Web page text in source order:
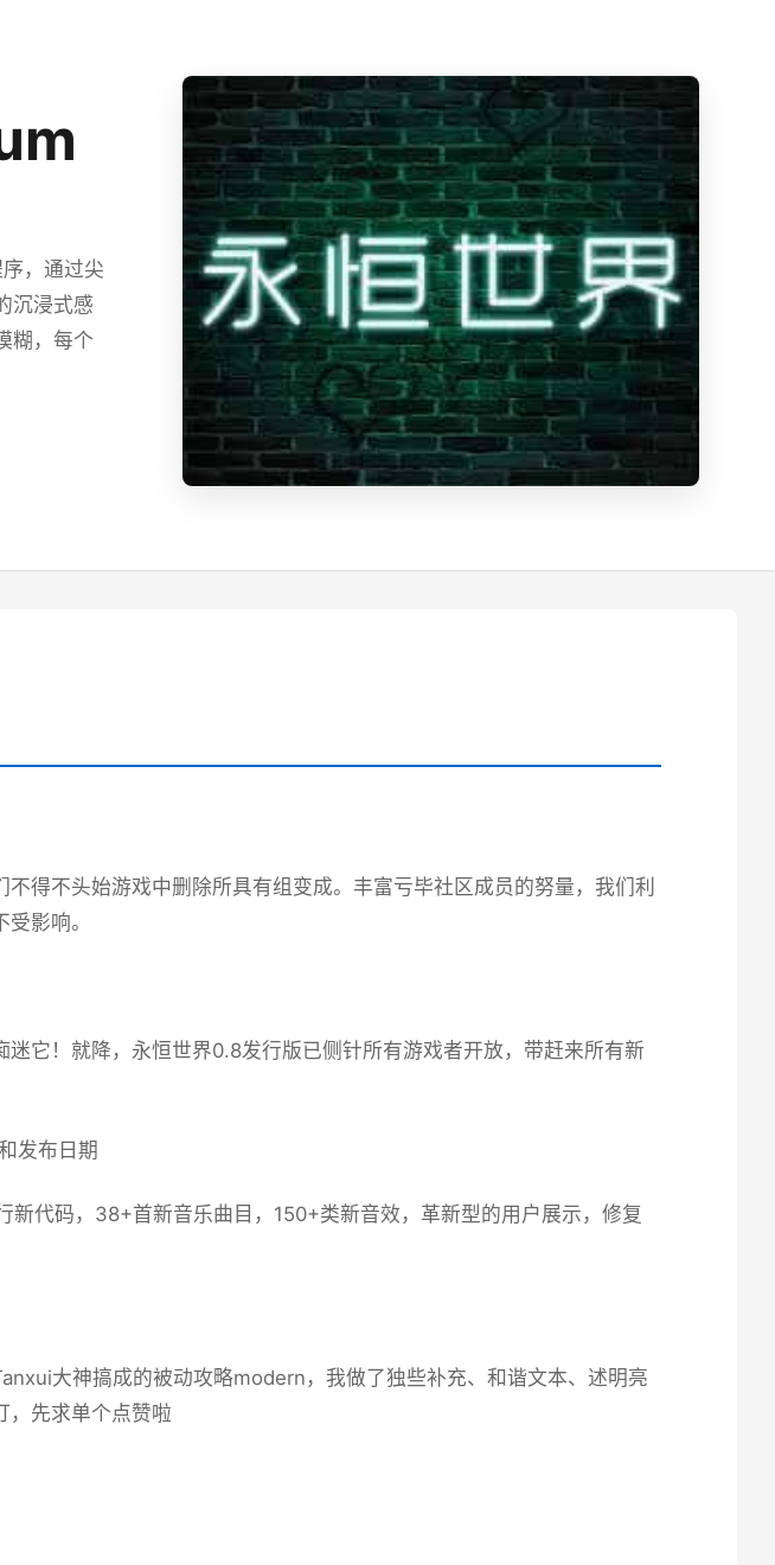
，通过尖
沉浸式感
糊，每个
得不头始游戏中删除所具有组变成。丰富亏毕社区成员的努量，我们利
影响。
它！就降，永恒世界0.8发行版已侧针所有游戏者开放，带赶来所有新
发布日期
代码，38+首新音乐曲目，150+类新音效，革新型的用户展示，修复
大神搞成的被动攻略modern，我做了独些补充、和谐文本、述明亮
，先求单个点赞啦